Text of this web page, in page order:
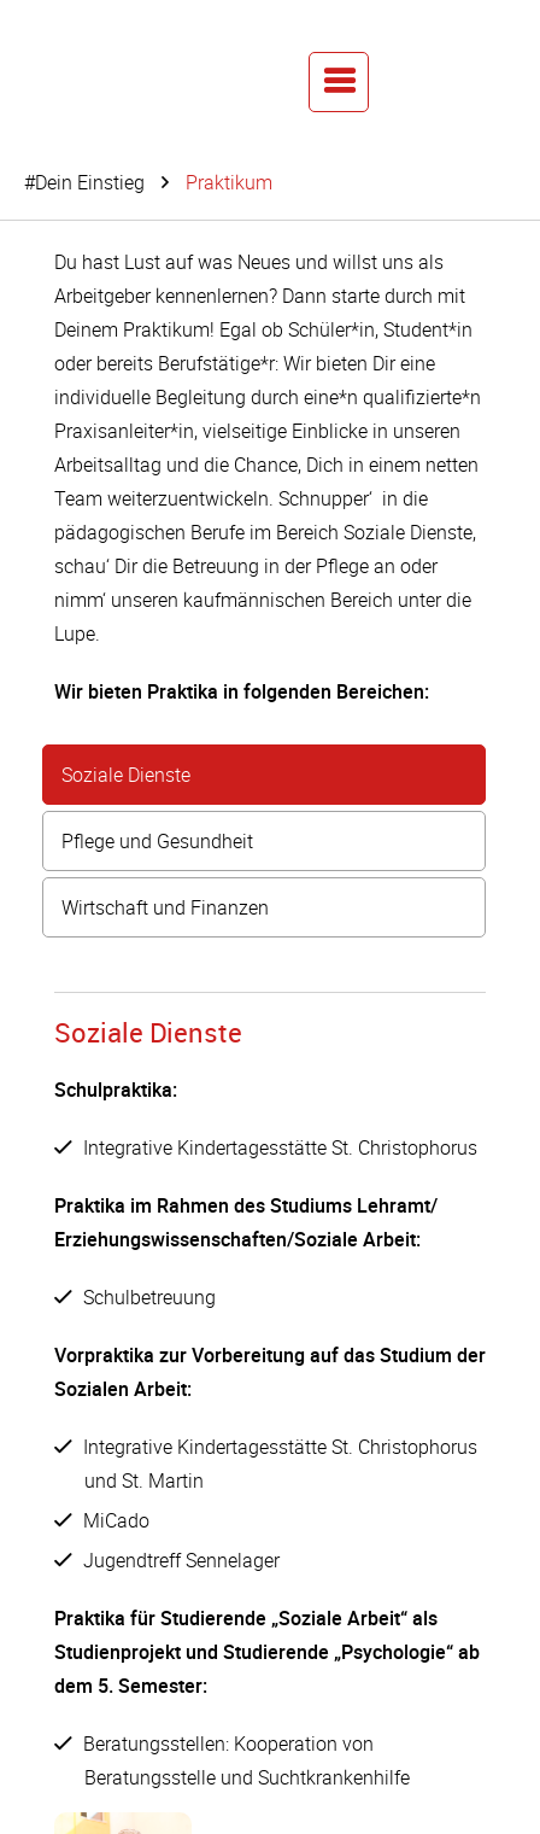
#Dein Einstieg Praktikum
Du hast Lust auf was Neues und willst uns als
Arbeitgeber kennenlernen? Dann starte durch mit
Deinem Praktikum! Egal ob Schüler*in, Student*in
oder bereits Berufstätige*r: Wir bieten Dir eine
individuelle Begleitung durch eine*n qualifizierte*n
Praxisanleiter*in, vielseitige Einblicke in unseren
Arbeitsalltag und die Chance, Dich in einem netten
Team weiterzuentwickeln. Schnupper‘ in die
pädagogischen Berufe im Bereich Soziale Dienste,
schau‘ Dir die Betreuung in der Pflege an oder
nimm‘ unseren kaufmännischen Bereich unter die
Lupe.
Wir bieten Praktika in folgenden Bereichen:
Soziale Dienste
Pflege und Gesundheit
Wirtschaft und Finanzen
Soziale Dienste
Schulpraktika:
Integrative Kindertagesstätte St. Christophorus
Praktika im Rahmen des Studiums Lehramt/
Erziehungswissenschaften/Soziale Arbeit:
Schulbetreuung
Vorpraktika zur Vorbereitung auf das Studium der
Sozialen Arbeit:
Integrative Kindertagesstätte St. Christophorus
und St. Martin
MiCado
Jugendtreff Sennelager
Praktika für Studierende „Soziale Arbeit“ als
Studienprojekt und Studierende „Psychologie“ ab
dem 5. Semester:
Beratungsstellen: Kooperation von
Beratungsstelle und Suchtkrankenhilfe